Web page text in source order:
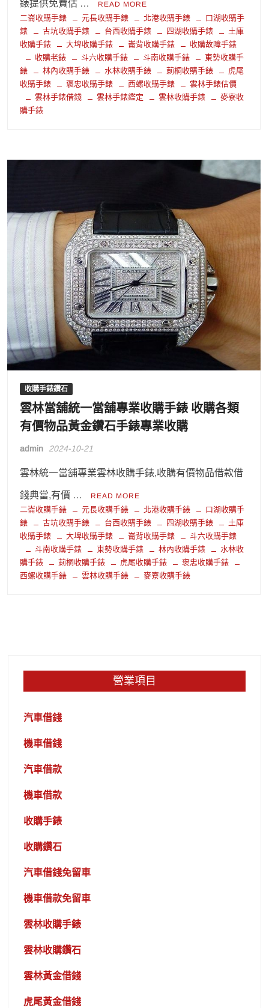
錶提供免費估 … READ MORE
二崙收購手錶 元長收購手錶 北港收購手錶
口湖收購手
錶
古坑收購手錶 台西收購手錶 四湖收購手錶
土庫
收購手錶
大埤收購手錶 崙背收購手錶
收購故障手錶
收購老錶
斗六收購手錶 斗南收購手錶
東勢收購手
錶
林內收購手錶 水林收購手錶 莿桐收購手錶
虎尾
收購手錶
褒忠收購手錶 西螺收購手錶
雲林手錶估價
雲林手錶借錢
雲林手錶鑑定 雲林收購手錶
麥寮收
購手錶
收購手錶鑽石
雲林當舖統一當舖專業收購手錶 收購各類
有價物品黃金鑽石手錶專業收購
admin 2024-10-21
雲林統一當舖專業雲林收購手錶,收購有價物品借款借
錢典當,有價 … READ MORE
二崙收購手錶 元長收購手錶 北港收購手錶
口湖收購手
錶
古坑收購手錶 台西收購手錶 四湖收購手錶
土庫
收購手錶
大埤收購手錶 崙背收購手錶
斗六收購手錶
斗南收購手錶
東勢收購手錶 林內收購手錶
水林收
購手錶
莿桐收購手錶 虎尾收購手錶
褒忠收購手錶
西螺收購手錶
雲林收購手錶 麥寮收購手錶
營業項目
汽車借錢
機車借錢
汽車借款
機車借款
收購手錶
收購鑽石
汽車借錢免留車
機車借款免留車
雲林收購手錶
雲林收購鑽石
雲林黃金借錢
虎尾黃金借錢